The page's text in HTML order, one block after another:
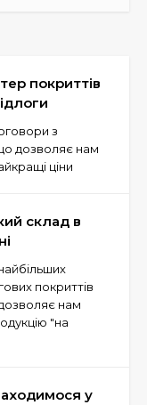
покриттів
з
дозволяє нам
ціни
склад в
покриттів
нам
"на
у